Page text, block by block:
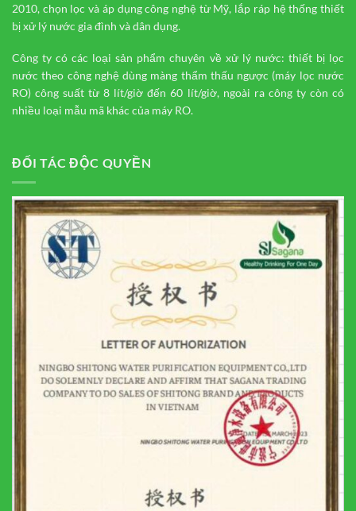
2010, chọn lọc và áp dụng công nghệ từ Mỹ, lắp ráp hệ thống thiết
bị xử lý nước gia đình và dân dụng.
Công ty có các loại sản phẩm chuyên về xử lý nước: thiết bị lọc
nước theo công nghệ dùng màng thẩm thấu ngược (máy lọc nước
RO) công suất từ 8 lít/giờ đến 60 lít/giờ, ngoài ra công ty còn có
nhiều loại mẫu mã khác của máy RO.
ĐỐI TÁC ĐỘC QUYỀN